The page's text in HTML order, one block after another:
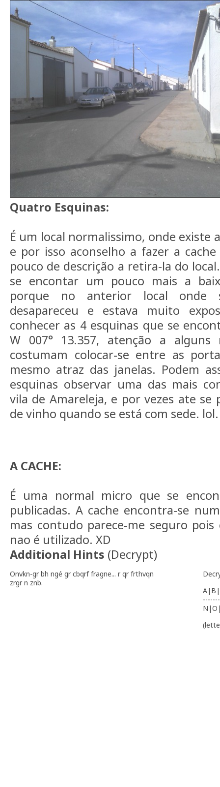
Quatro Esquinas:
É um local normalissimo, onde existe
e por isso aconselho a fazer a
pouco de descrição a retira-la do
se encontar um pouco mais a
porque no anterior local onde
desapareceu e estava muito
conhecer as 4 esquinas que se
W 007° 13.357, atenção a alguns
costumam colocar-se entre as
mesmo atraz das janelas. Podem
esquinas observar uma das mais
vila de Amareleja, e por vezes ate
de vinho quando se está com sede. lol.
A CACHE:
É uma normal micro que se
publicadas. A cache encontra-se
mas contudo parece-me seguro
nao é utilizado. XD
Additional Hints (Decrypt)
Onvkn-gr bh ngé gr cbqrf fragne... r qr frthvqn
zrgr n znb.